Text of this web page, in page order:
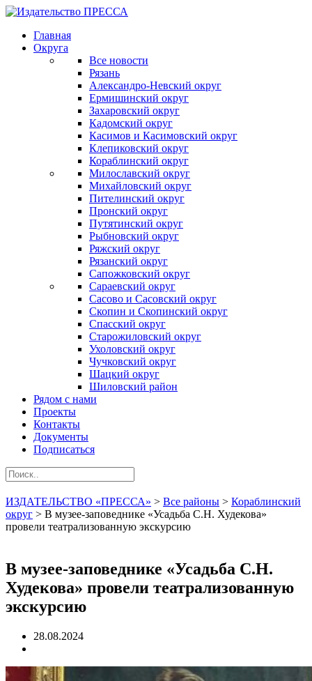
Главная
Округа
Все новости
Рязань
Александро-Невский округ
Ермишинский округ
Захаровский округ
Кадомский округ
Касимов и Касимовский округ
Клепиковский округ
Кораблинский округ
Милославский округ
Михайловский округ
Пителинский округ
Пронский округ
Путятинский округ
Рыбновский округ
Ряжский округ
Рязанский округ
Сапожковский округ
Сараевский округ
Сасово и Сасовский округ
Скопин и Скопинский округ
Спасский округ
Старожиловский округ
Ухоловский округ
Чучковский округ
Шацкий округ
Шиловский район
Рядом с нами
Проекты
Контакты
Документы
Подписаться
ИЗДАТЕЛЬСТВО «ПРЕССА» > Все районы > Кораблинский
округ > В музее-заповеднике «Усадьба С.Н. Худекова»
провели театрализованную экскурсию
В музее-заповеднике «Усадьба С.Н.
Худекова» провели театрализованную
экскурсию
28.08.2024